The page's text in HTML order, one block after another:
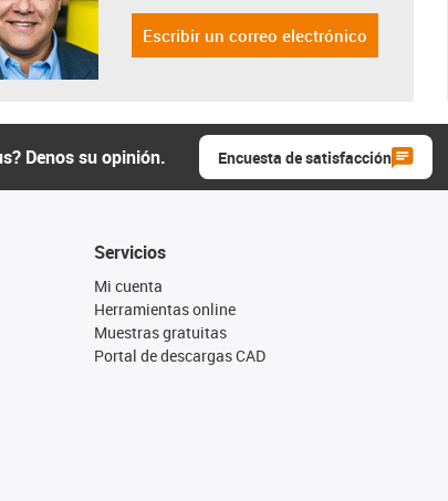
Escribir un correo electrónico
Denos su opinión. Encuesta de satisfacción
Servicios
Mi cuenta
Herramientas online
Muestras gratuitas
Portal de descargas CAD